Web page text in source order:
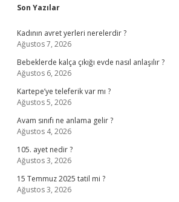
Sidebar
Son Yazılar
Kadının avret yerleri nerelerdir ?
Ağustos 7, 2026
Bebeklerde kalça çıkığı evde nasıl anlaşılır ?
Ağustos 6, 2026
Kartepe’ye teleferik var mı ?
Ağustos 5, 2026
Avam sınıfı ne anlama gelir ?
Ağustos 4, 2026
105. ayet nedir ?
Ağustos 3, 2026
15 Temmuz 2025 tatil mi ?
Ağustos 3, 2026